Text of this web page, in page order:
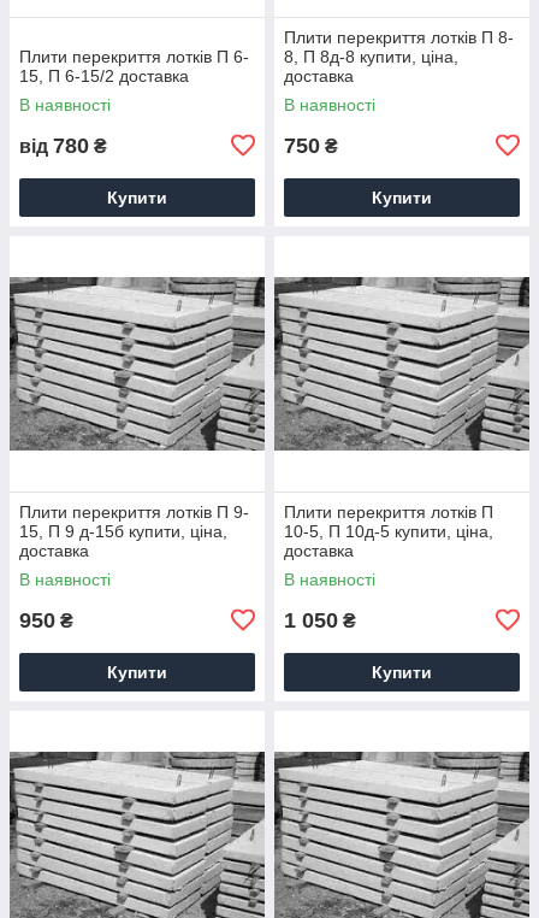
Плити перекриття лотків П 6-
15, П 6-15/2 доставка
В наявності
від 780 ₴
Купити
Плити перекриття лотків П 8-
8, П 8д-8 купити, ціна,
доставка
В наявності
750 ₴
Купити
Плити перекриття лотків П 9-
15, П 9 д-15б купити, ціна,
доставка
В наявності
950 ₴
Купити
Плити перекриття лотків П
10-5, П 10д-5 купити, ціна,
доставка
В наявності
1 050 ₴
Купити